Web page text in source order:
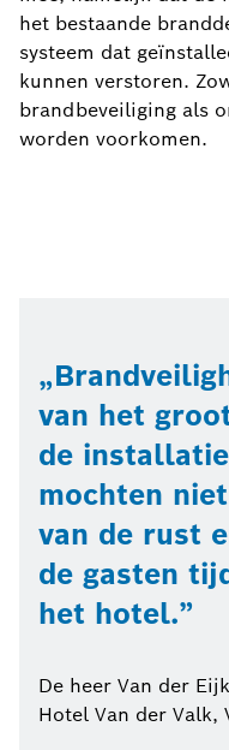
het bestaande
systeem dat
kunnen verstoren.
brandbeveiliging als
worden voorkomen.
van het
de
mochten
van de rust
de gasten
het hotel.
De heer Van der
Hotel Van der Valk,